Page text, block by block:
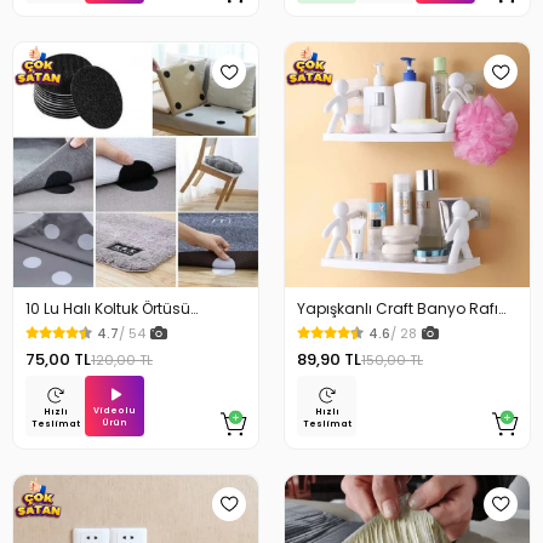
10 Lu Halı Koltuk Örtüsü
Kaydırmaz Cırtlı Pad
4.7/ 54
75,00 TL120,00 TL
Hızlı
Teslimat
Videolu
Ürün
Yapışkanlı Craft Banyo Rafı
Organizer 1 Adet
4.6/ 28
89,90 TL150,00 TL
Hızlı
Teslimat